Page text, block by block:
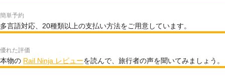
簡単予約
多言語対応、20種類以上の支払い方法をご用意しています。
優れた評価
本物の Rail Ninja レビューを読んで、旅行者の声を聞いてみましょう。